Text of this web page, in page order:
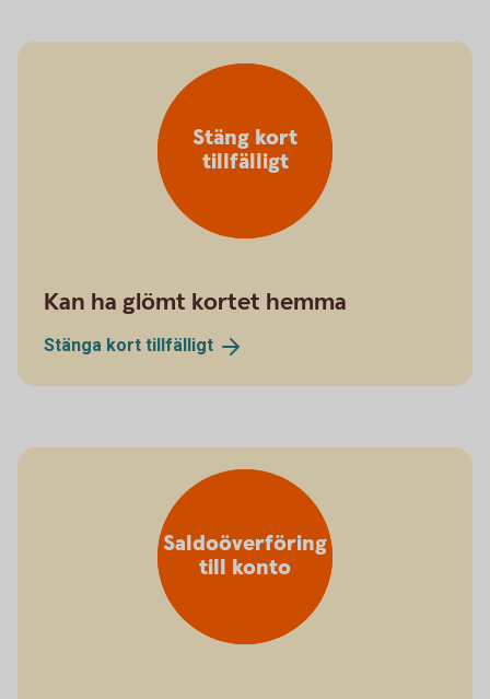
Stäng kort
tillfälligt
Kan ha glömt kortet hemma
Stänga kort tillfälligt
Saldoöverföring
till konto